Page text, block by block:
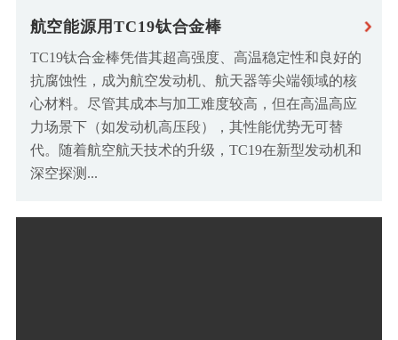
航空能源用TC19钛合金棒
TC19钛合金棒凭借其超高强度、高温稳定性和良好的
抗腐蚀性，成为航空发动机、航天器等尖端领域的核
心材料。尽管其成本与加工难度较高，但在高温高应
力场景下（如发动机高压段），其性能优势无可替
代。随着航空航天技术的升级，TC19在新型发动机和
深空探测...